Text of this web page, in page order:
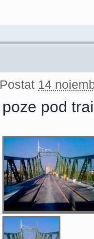
Postat 14
poze pod